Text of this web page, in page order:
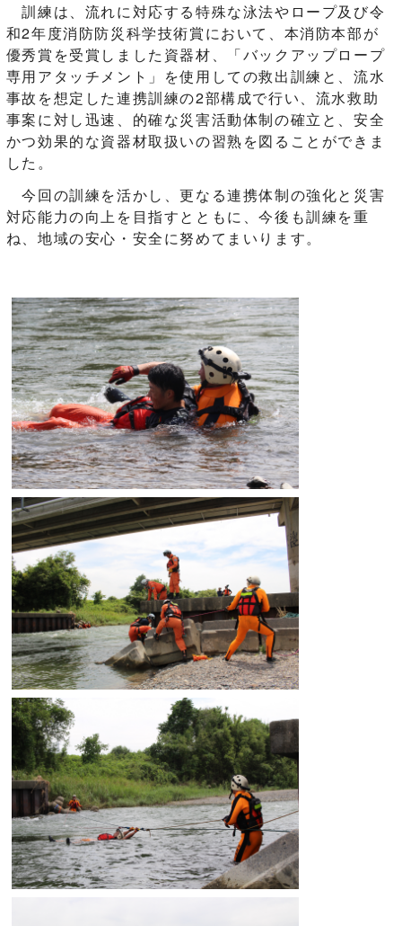
訓練は、流れに対応する特殊な泳法やロープ及び令
和2年度消防防災科学技術賞において、本消防本部が
優秀賞を受賞しました資器材、「バックアップロープ
専用アタッチメント」を使用しての救出訓練と、流水
事故を想定した連携訓練の2部構成で行い、流水救助
事案に対し迅速、的確な災害活動体制の確立と、安全
かつ効果的な資器材取扱いの習熟を図ることができま
した。
今回の訓練を活かし、更なる連携体制の強化と災害
対応能力の向上を目指すとともに、今後も訓練を重
ね、地域の安心・安全に努めてまいります。